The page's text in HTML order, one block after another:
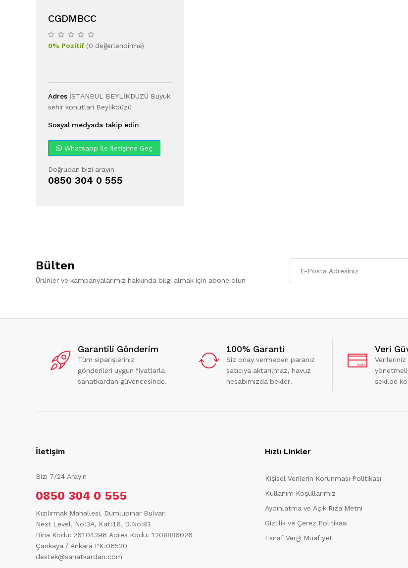
CGDMBCC
0% Pozitif(0 değerlendirme)
Adres İSTANBUL BEYLİKDÜZÜ Buyuk
sehir konutlari Beylikdüzü
Sosyal medyada takip edin
Whatsapp İle İletişime Geç
Doğrudan bizi arayın
0850 304 0 555
Bülten
Ürünler ve kampanyalarımız hakkında bilgi almak için abone olun
Garantili Gönderim
Tüm siparişleriniz
gönderileri uygun fiyatlarla
sanatkardan güvencesinde.
100% Garanti
Siz onay vermeden paranız
satıcıya aktarılmaz, havuz
hesabımızda bekler.
Veri
Verileriniz
şekilde
İletişim
Bizi 7/24 Arayın
0850 304 0 555
Kızılırmak Mahallesi, Dumlupınar Bulvarı
Next Level, No:3A, Kat:16, D.No:81
Bina Kodu: 26104396 Adres Kodu: 1208886026
Çankaya / Ankara PK:06520
destek@sanatkardan.com
Hızlı Linkler
Kişisel Verilerin Korunması Politikası
Kullanım Koşullarımız
Aydınlatma ve Açık Rıza Metni
Gizlilik ve Çerez Politikası
Esnaf Vergi Muafiyeti